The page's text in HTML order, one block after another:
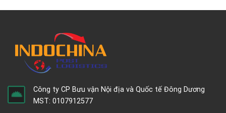
Công ty CP Bưu vận Nội địa và Quốc tế Đông Dương
MST: 0107912577